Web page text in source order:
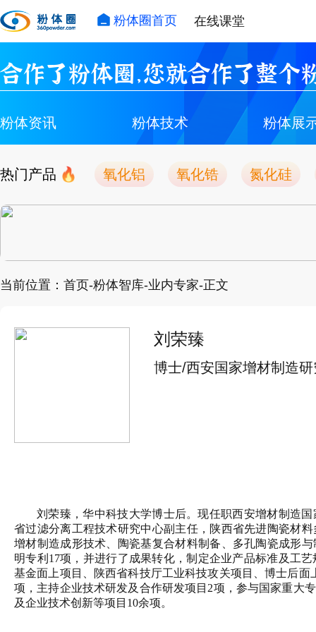
粉体圈首页 在线课堂
合作了粉体圈，您就合作了整个
粉体资讯 粉体技术 粉体展
热门产品 氧化铝 氧化锆 氮化硅
当前位置：首页-粉体智库-业内专家-正文
刘荣臻
博士/西安国家增材制造
刘荣臻，华中科技大学博士后。现任职西安增材制造
省过滤分离工程技术研究中心副主任，陕西省先进陶瓷材
增材制造成形技术、陶瓷基复合材料制备、多孔陶瓷成形
明专利 17项，并进行了成果转化，制定企业产品标准及工
基金面上项目、陕西省科技厅工业科技攻关项目、博士后
项，主持企业技术研发及合作研发项目2项，参与国家重大
及企业技术创新等项目10余项。